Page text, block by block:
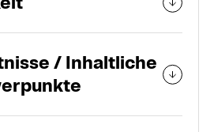
/ Inhaltliche